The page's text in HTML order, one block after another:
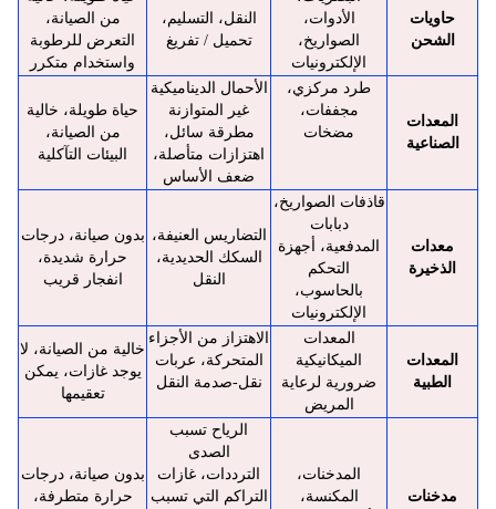
حاويات
الشحن
الأدوات،
الصواريخ،
الإلكترونيات
النقل، التسليم،
تحميل / تفريغ
من الصيانة،
التعرض للرطوبة
واستخدام متكرر
المعدات
الصناعية
طرد مركزي،
مجففات،
مضخات
الأحمال الديناميكية
غير المتوازنة
مطرقة سائل،
اهتزازات متأصلة،
ضعف الأساس
حياة طويلة، خالية
من الصيانة،
البيئات التآكلية
معدات
الذخيرة
قاذفات الصواريخ،
دبابات
المدفعية، أجهزة
التحكم
بالحاسوب،
الإلكترونيات
التضاريس العنيفة،
السكك الحديدية،
النقل
بدون صيانة، درجات
حرارة شديدة،
انفجار قريب
المعدات
الطبية
المعدات
الميكانيكية
ضرورية لرعاية
المريض
الاهتزاز من الأجزاء
المتحركة، عربات
نقل-صدمة النقل
خالية من الصيانة، لا
يوجد غازات، يمكن
تعقيمها
مدخنات
المدخنات،
المكنسة،
الرياح تسبب
الصدى
الترددات، غازات
التراكم التي تسبب
بدون صيانة، درجات
حرارة متطرفة،